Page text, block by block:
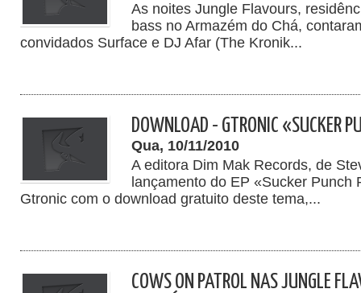
As noites Jungle Flavours,
bass no Armazém do Chá,
convidados Surface e DJ Afar (The Kronik...
DOWNLOAD - GTRONIC «SUCKER
Qua, 10/11/2010
A editora Dim Mak Records, de
lançamento do EP «Sucker Punch
Gtronic com o download gratuito deste tema,...
COWS ON PATROL NAS JUNGLE